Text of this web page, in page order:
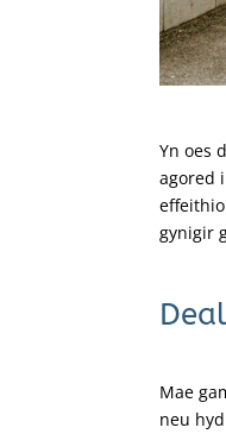
Yn oes
agored
gynigir
Mae
neu